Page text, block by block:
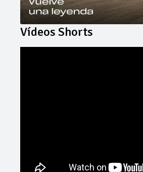
Vídeos Shorts